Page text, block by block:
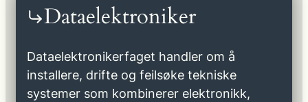
Dataelektroniker
Dataelektronikerfaget handler om å
installere, drifte og feilsøke tekniske
systemer som kombinerer elektronikk,